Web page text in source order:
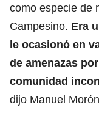
como especie de
Campesino. Era
le ocasionó en
de amenazas
comunidad
dijo Manuel